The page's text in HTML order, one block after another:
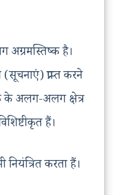
अग्रमस्तिष्क है।
प्राप्त करने
के अलग-अलग क्षेत्र
हैं।
करता हैं।